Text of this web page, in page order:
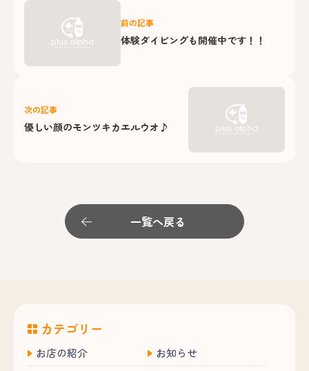
前の記事
体験ダイビングも開催中です！！
次の記事
優しい顔のモンツキカエルウオ♪
一覧へ戻る
カテゴリー
お店の紹介
お知らせ